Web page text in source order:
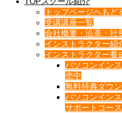
トップページへもど
受講講座一覧
会社概要・沿革・社
インストラクター紹
インストラクター養
パソコンイン
売中
無料特典ダウ
パソコンイン
サポートコー